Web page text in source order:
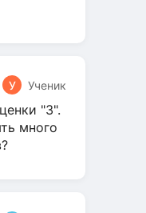
У Ученик
"3".
много